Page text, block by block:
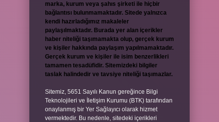
marka, kurum veya şahıs şirketi ile hiçbir
bağlantısı bulunmamaktadır. Sitede yalnızca
kendi hazırladığımız makaleler
paylaşılmaktadır. Burada yer alan içerikler
haber niteliği taşımamakta olup, gerçek kurum
ve kişiler hakkında paylaşım yapılmamaktadır.
Gerçek kurum ve kişiler ile isim benzerlikleri
tamamen tesadüfidir. Sitemizdeki bilgiler
taslak halindedir ve tavsiye niteliği taşımazlar.
Sitemiz, 5651 Sayılı Kanun gereğince Bilgi
Teknolojileri ve İletişim Kurumu (BTK) tarafından
onaylanmış bir Yer Sağlayıcı olarak hizmet
vermektedir. Bu nedenle, sitedeki içerikleri